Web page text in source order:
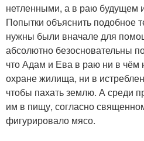
нетленными, а в раю будущем
Попытки объяснить подобное
нужны были вначале для
абсолютно безосновательны
что Адам и Ева в раю ни в чём
охране жилища, ни в
чтобы пахать землю. А среди
им в пищу, согласно
фигурировало мясо.